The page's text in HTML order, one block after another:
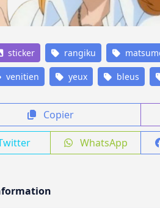
sticker rangiku
venitien yeux bleus
Copier
WhatsApp